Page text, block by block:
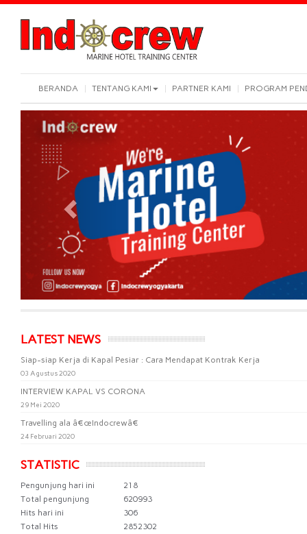
BERANDA TENTANG KAMI PARTNER KAMI PROGRAM
Previous
LATEST NEWS
Siap-siap Kerja di Kapal Pesiar : Cara Mendapat Kontrak Kerja
03 Agustus 2020
INTERVIEW KAPAL VS CORONA
29 Mei 2020
Travelling ala â€œIndocrewâ€
24 Februari 2020
STATISTIC
Pengunjung hari ini
218
Total pengunjung
620993
Hits hari ini
306
Total Hits
2852302